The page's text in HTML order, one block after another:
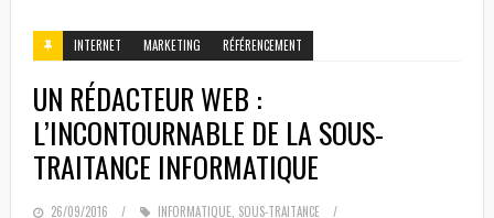
INTERNET MARKETING RÉFÉRENCEMENT
UN RÉDACTEUR WEB :
L’INCONTOURNABLE DE LA SOUS-
TRAITANCE INFORMATIQUE
POSTED
26/09/2016 INFORMATIQUE SOUS-TRAITANCE